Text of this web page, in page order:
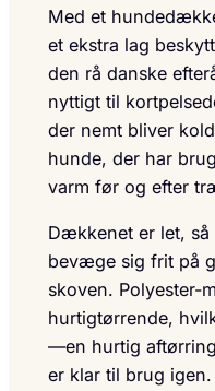
Med et
et ekstra lag
den rå danske
nyttigt til
der nemt bliver
hunde, der har
varm før og efter
Dækkenet er let,
bevæge sig frit på
skoven. Polyester-
hurtigtørrende,
—en hurtig
er klar til brug